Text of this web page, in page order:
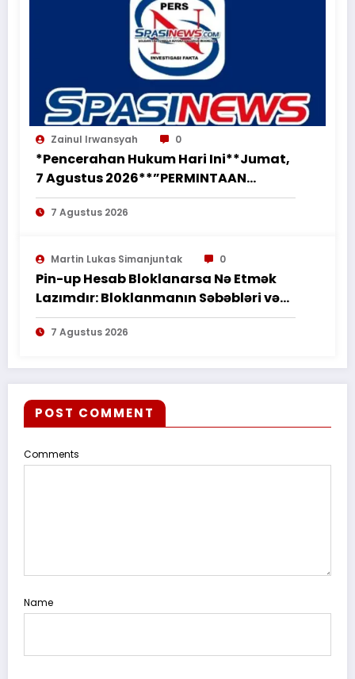
Zainul Irwansyah 0
*Pencerahan Hukum Hari Ini**Jumat,
7 Agustus 2026**”PERMINTAAN
PERUBAHAN PEKERJAAN SECARA LISAN
TIDAK MENGHAPUS KEWAJIBAN
PEKERJAAN SESUAI PERJANJIAN
TERTULIS”*
7 Agustus 2026
Martin Lukas Simanjuntak 0
Pin-up Hesab Bloklanarsa Nə Etmək
Lazımdır: Bloklanmanın Səbəbləri və
Tədbirləri
7 Agustus 2026
POST COMMENT
Comments
Name